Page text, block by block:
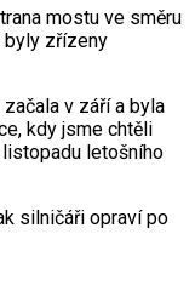
mostu ve směru
byly zřízeny
začala v září a byla
kdy jsme chtěli
letošního
silničáři opraví po